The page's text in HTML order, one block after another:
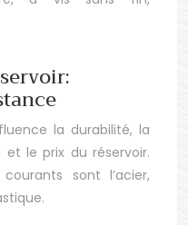
la durabilité, la
le prix du réservoir.
sont l’acier,